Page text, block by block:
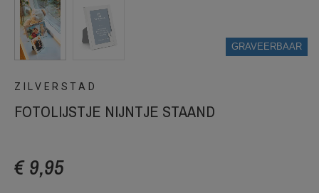
GRAVEERBAAR
ZILVERSTAD
FOTOLIJSTJE NIJNTJE STAAND
€ 9,95